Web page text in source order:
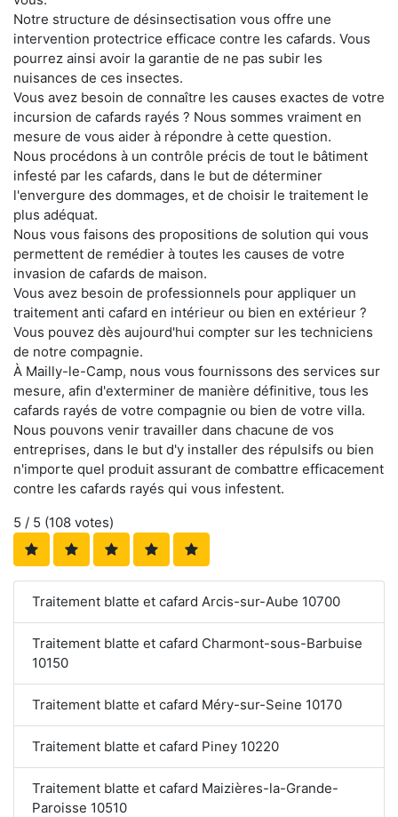
Notre structure de désinsectisation vous offre une
intervention protectrice efficace contre les cafards. Vous
pourrez ainsi avoir la garantie de ne pas subir les
nuisances de ces insectes.
Vous avez besoin de connaître les causes exactes de votre
incursion de cafards rayés ? Nous sommes vraiment en
mesure de vous aider à répondre à cette question.
Nous procédons à un contrôle précis de tout le bâtiment
infesté par les cafards, dans le but de déterminer
l'envergure des dommages, et de choisir le traitement le
plus adéquat.
Nous vous faisons des propositions de solution qui vous
permettent de remédier à toutes les causes de votre
invasion de cafards de maison.
Vous avez besoin de professionnels pour appliquer un
traitement anti cafard en intérieur ou bien en extérieur ?
Vous pouvez dès aujourd'hui compter sur les techniciens
de notre compagnie.
À Mailly-le-Camp, nous vous fournissons des services sur
mesure, afin d'exterminer de manière définitive, tous les
cafards rayés de votre compagnie ou bien de votre villa.
Nous pouvons venir travailler dans chacune de vos
entreprises, dans le but d'y installer des répulsifs ou bien
n'importe quel produit assurant de combattre efficacement
contre les cafards rayés qui vous infestent.
5 / 5 (108 votes)
Traitement blatte et cafard Arcis-sur-Aube 10700
Traitement blatte et cafard Charmont-sous-Barbuise
10150
Traitement blatte et cafard Méry-sur-Seine 10170
Traitement blatte et cafard Piney 10220
Traitement blatte et cafard Maizières-la-Grande-
Paroisse 10510